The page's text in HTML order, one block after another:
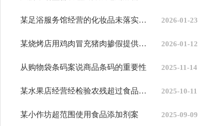
某足浴服务馆经营的化妆品未落实进货查验制度案 2026-01-23
某烧烤店用鸡肉冒充猪肉掺假提供餐饮服务案 2026-01-12
从购物袋条码案说商品条码的重要性 2025-11-14
某水果店经营经检验农残超过食品安全标准限量的猕猴桃案 2025-10-11
某小作坊超范围使用食品添加剂案 2025-09-09